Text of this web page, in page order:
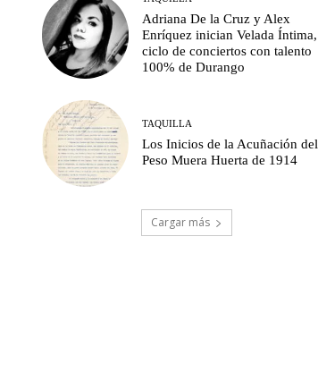
Adriana De la Cruz y Alex
Enríquez inician Velada Íntima,
ciclo de conciertos con talento
100% de Durango
TAQUILLA
Los Inicios de la Acuñación del
Peso Muera Huerta de 1914
Cargar más